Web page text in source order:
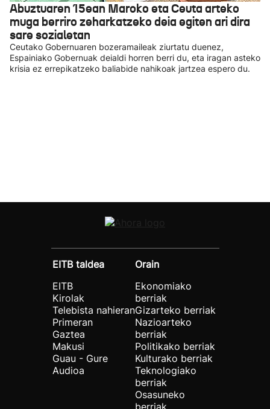
Abuztuaren 15ean Maroko eta Ceuta arteko
muga berriro zeharkatzeko deia egiten ari dira
sare sozialetan
Ceutako Gobernuaren bozeramaileak ziurtatu duenez,
Espainiako Gobernuak deialdi horren berri du, eta iragan asteko
krisia ez errepikatzeko baliabide nahikoak jartzea espero du.
EITB taldea
EITB
Kirolak
Telebista nahieran
Primeran
Gaztea
Makusi
Guau - Gure
Audioa
Orain
Ekonomiako
berriak
Gizarteko berriak
Nazioarteko
berriak
Politikako berriak
Kulturako berriak
Teknologiako
berriak
Osasuneko
berriak